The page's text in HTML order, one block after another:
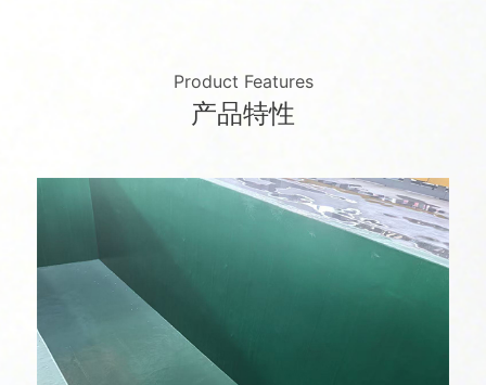
Product Features
产品特性